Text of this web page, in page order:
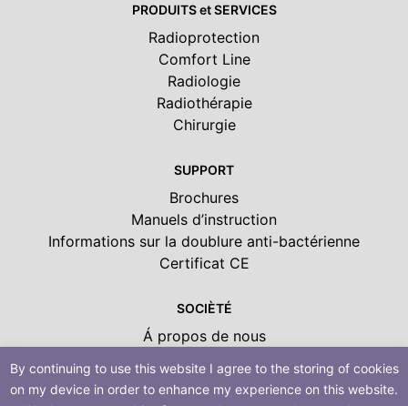
PRODUITS et SERVICES
Radioprotection
Comfort Line
Radiologie
Radiothérapie
Chirurgie
SUPPORT
Brochures
Manuels d’instruction
Informations sur la doublure anti-bactérienne
Certificat CE
SOCIÈTÉ
Á propos de nous
Expositions & Conferences
Confidentialité des données personnelles
By continuing to use this website I agree to the storing of cookies
on my device in order to enhance my experience on this website.